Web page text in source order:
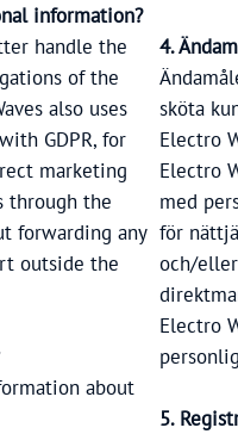
information?
handle the
of the
also uses
GDPR, for
marketing
through the
forwarding any
outside the
about
4.
sköta
Electro
Electro
med
för
och/
Electro
5.